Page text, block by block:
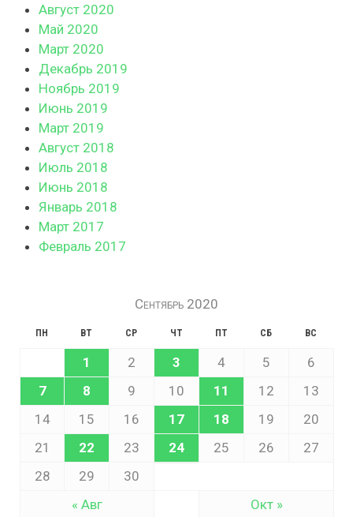
Август 2020
Май 2020
Март 2020
Декабрь 2019
Ноябрь 2019
Июнь 2019
Март 2019
Август 2018
Июль 2018
Июнь 2018
Январь 2018
Март 2017
Февраль 2017
Сентябрь 2020
ПН ВТ СР ЧТ ПТ СБ ВС
« Авг Окт »
1 2 3 4 5
6
7
8 9 10 11 12
13
14
15 16 17 18 19
20
21
22 23 24 25 26
27
28
29 30